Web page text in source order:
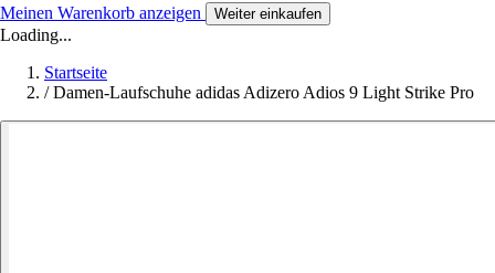
Meinen Warenkorb anzeigen Weiter einkaufen
Loading...
Startseite
/ Damen-Laufschuhe adidas Adizero Adios 9 Light Strike Pro